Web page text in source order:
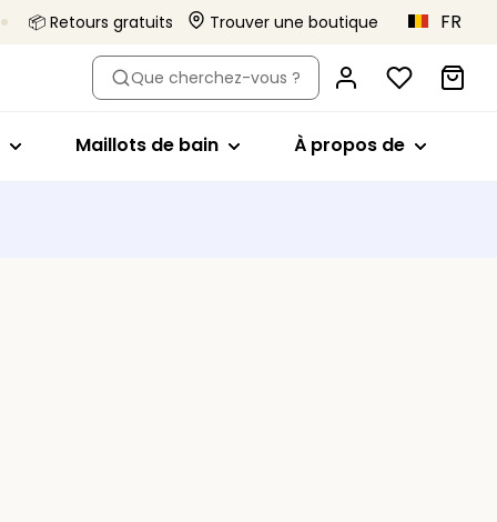
📦 Retours gratuits Trouver une boutique FR
Que cherchez-vous ?
Acheter par modèle
Emboîtant
Soutien-gorge minimiseur
modèle
hauteMaillots de bain
Acheter par modèle
Hauts de bikini
Maillots 1 pièce
À propos de
À propos de
Primadonna x
C’est ça,